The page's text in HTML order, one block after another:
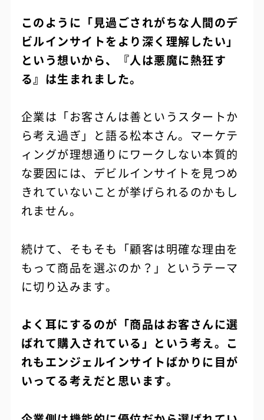
このように「見過ごされがちな人間のデ
ビルインサイトをより深く理解したい」
という想いから、『人は悪魔に熱狂す
る』は生まれました。
企業は「お客さんは善というスタートか
ら考え過ぎ」と語る松本さん。マーケテ
ィングが理想通りにワークしない本質的
な要因には、デビルインサイトを見つめ
きれていないことが挙げられるのかもし
れません。
続けて、そもそも「顧客は明確な理由を
もって商品を選ぶのか？」というテーマ
に切り込みます。
よく耳にするのが「商品はお客さんに選
ばれて購入されている」という考え。こ
れもエンジェルインサイトばかりに目が
いってる考えだと思います。